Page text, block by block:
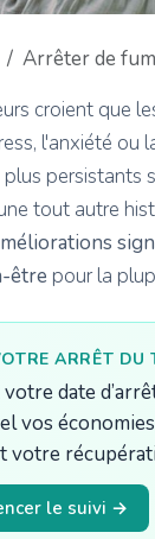
Arrêter de
croient que
l'anxiété ou
persistants
tout autre
être pour la
ARRÊT DU
votre date
vos
votre
le suivi →